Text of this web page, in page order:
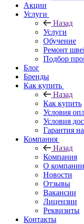
Акции
Услуги
Назад
Услуги
Обучение
Ремонт
Подбор
Блог
Бренды
Как купить
Назад
Как купить
Условия
Условия
Гарантия
Компания
Назад
Компания
О компании
Новости
Отзывы
Вакансии
Лицензии
Реквизиты
Контакты